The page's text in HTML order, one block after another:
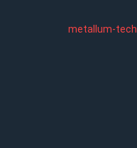
metallum-